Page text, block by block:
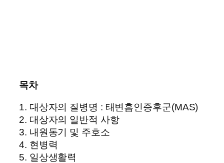
목차
1. 대상자의 질병명 : 태변흡인증후군(MAS)
2. 대상자의 일반적 사항
3. 내원동기 및 주호소
4. 현병력
5. 일상생활력